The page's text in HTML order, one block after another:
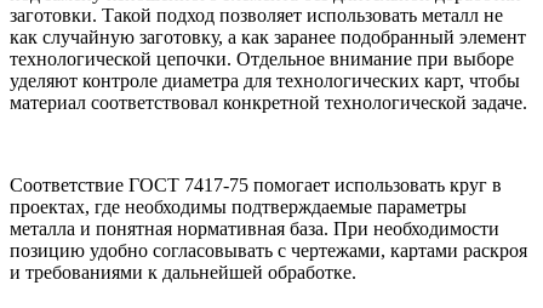
заготовки. Такой подход позволяет использовать металл не
как случайную заготовку, а как заранее подобранный элемент
технологической цепочки. Отдельное внимание при выборе
уделяют контроле диаметра для технологических карт, чтобы
материал соответствовал конкретной технологической задаче.
Соответствие ГОСТ 7417-75 помогает использовать круг в
проектах, где необходимы подтверждаемые параметры
металла и понятная нормативная база. При необходимости
позицию удобно согласовывать с чертежами, картами раскроя
и требованиями к дальнейшей обработке.